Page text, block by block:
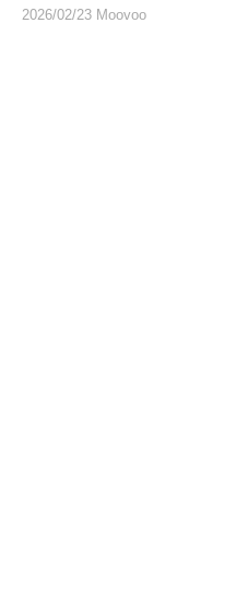
を紹介
2026/02/23 Moovoo